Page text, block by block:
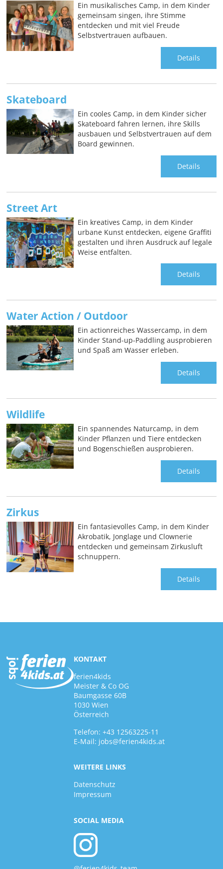
Ein musikalisches Camp, in dem Kinder
gemeinsam singen, ihre Stimme
entdecken und mit viel Freude
Selbstvertrauen aufbauen.
Details
Skateboard
Ein cooles Camp, in dem Kinder sicher
Skateboard fahren lernen, ihre Skills
ausbauen und Selbstvertrauen auf dem
Board gewinnen.
Details
Street Art
Ein kreatives Camp, in dem Kinder
urbane Kunst entdecken, eigene Graffiti
gestalten und ihren Ausdruck auf legale
Weise entfalten.
Details
Water Action / Outdoor
Ein actionreiches Wassercamp, in dem
Kinder Stand-up-Paddling ausprobieren
und Spaß am Wasser erleben.
Details
Wildlife
Ein spannendes Naturcamp, in dem
Kinder Pflanzen und Tiere entdecken
und Bogenschießen ausprobieren.
Details
Zirkus
Ein fantasievolles Camp, in dem Kinder
Akrobatik, Jonglage und Clownerie
entdecken und gemeinsam Zirkusluft
schnuppern.
Details
KONTAKT
ferien4kids
Meister & Co OG
Baumgasse 60B
1030 Wien
Österreich
Telefon:+43 12563225-11
E-Mail: jobs@ferien4kids.at
WEITERE LINKS
Datenschutz
Impressum
SOCIAL MEDIA